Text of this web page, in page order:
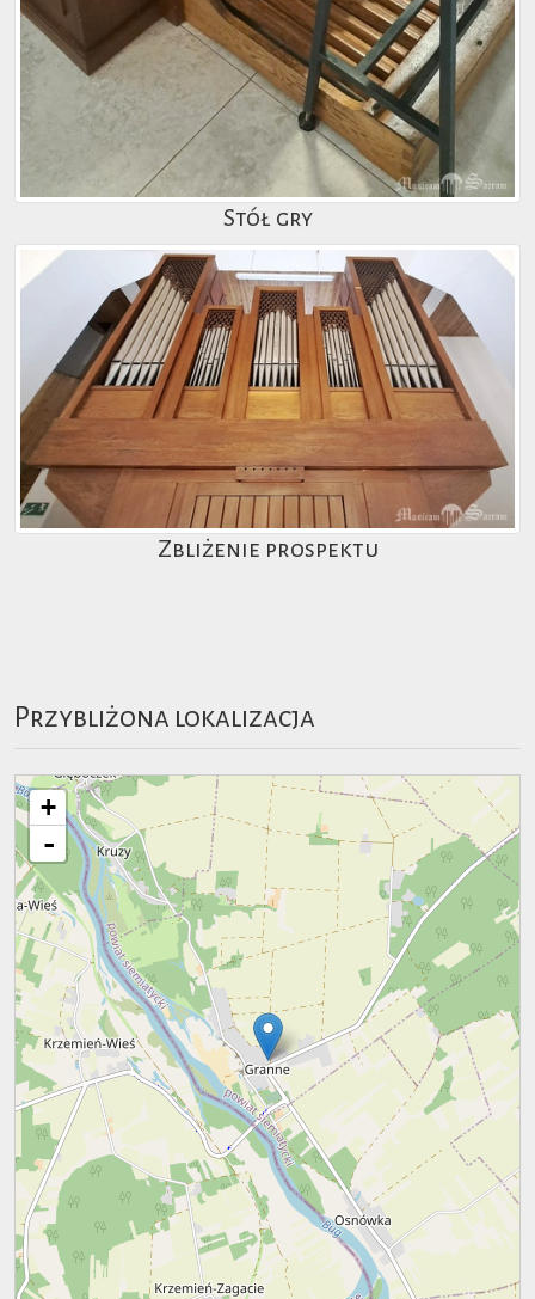
Stół gry
Zbliżenie prospektu
Przybliżona lokalizacja
+
-